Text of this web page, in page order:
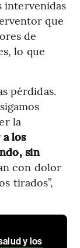
intervenidas
que
de
lo que
pérdidas.
la
los
sin
con dolor
tirados”,
y los